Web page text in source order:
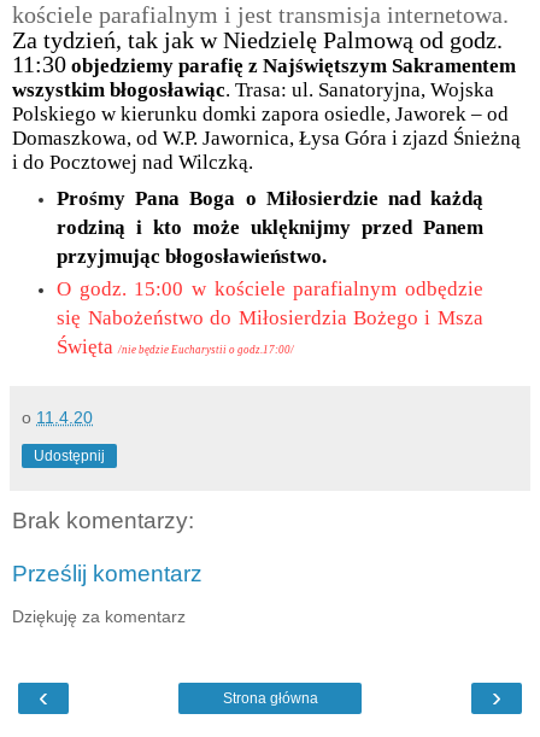
kościele parafialnym i jest transmisja internetowa.
Za tydzień, tak jak w Niedzielę Palmową od godz.
11:30 objedziemy parafię z Najświętszym Sakramentem
wszystkim błogosławiąc. Trasa: ul. Sanatoryjna, Wojska
Polskiego w kierunku domki zapora osiedle, Jaworek – od
Domaszkowa, od W.P. Jawornica, Łysa Góra i zjazd Śnieżną
i do Pocztowej nad Wilczką.
Prośmy Pana Boga o Miłosierdzie nad każdą
rodziną i kto może uklęknijmy przed Panem
przyjmując błogosławieństwo.
O godz. 15:00 w kościele parafialnym odbędzie
się Nabożeństwo do Miłosierdzia Bożego i Msza
Święta/nie będzie Eucharystii o godz.17:00/
o 11.4.20
Udostępnij
Brak komentarzy:
Prześlij komentarz
Dziękuję za komentarz
‹ ›
Strona główna